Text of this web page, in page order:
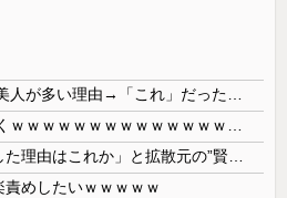
責めしたいｗｗｗｗｗ